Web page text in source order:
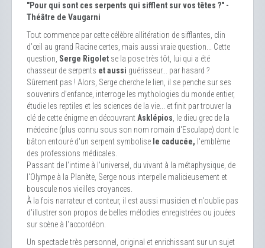
"Pour qui sont ces serpents qui sifflent sur vos têtes ?" -
Théâtre de Vaugarni
Tout commence par cette célèbre allitération de sifflantes, clin
d’œil au grand Racine certes, mais aussi vraie question... Cette
question, Serge Rigolet se la pose très tôt, lui qui a été
chasseur de serpents et aussi guérisseur... par hasard ?
Sûrement pas ! Alors, Serge cherche le lien, il se penche sur ses
souvenirs d’enfance, interroge les mythologies du monde entier,
étudie les reptiles et les sciences de la vie... et finit par trouver la
clé de cette énigme en découvrantAsklépios, le dieu grec de la
médecine (plus connu sous son nom romain d'Esculape) dont le
bâton entouré d'un serpent symbolise le caducée, l'emblème
des professions médicales.
Passant de l'intime à l'universel, du vivant à la métaphysique, de
l'Olympe à la Planète, Serge nous interpelle malicieusement et
bouscule nos vieilles croyances.
À la fois narrateur et conteur, il est aussi musicien et n'oublie pas
d'illustrer son propos de belles mélodies enregistrées ou jouées
sur scène à l'accordéon.
Un spectacle très personnel, original et enrichissant sur un sujet